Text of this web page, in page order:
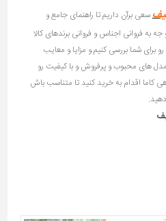
سعی برآن داریم تا راهنمای جامع و
جه به فروانی اجناس و فروانی برندهای کالا
برای شما بررسی کنیم و مزایا و معایب
مدل های محبوب و پرفروش و با کیفیت رو
کاما اقدام به خرید کنید تا متناسب باش